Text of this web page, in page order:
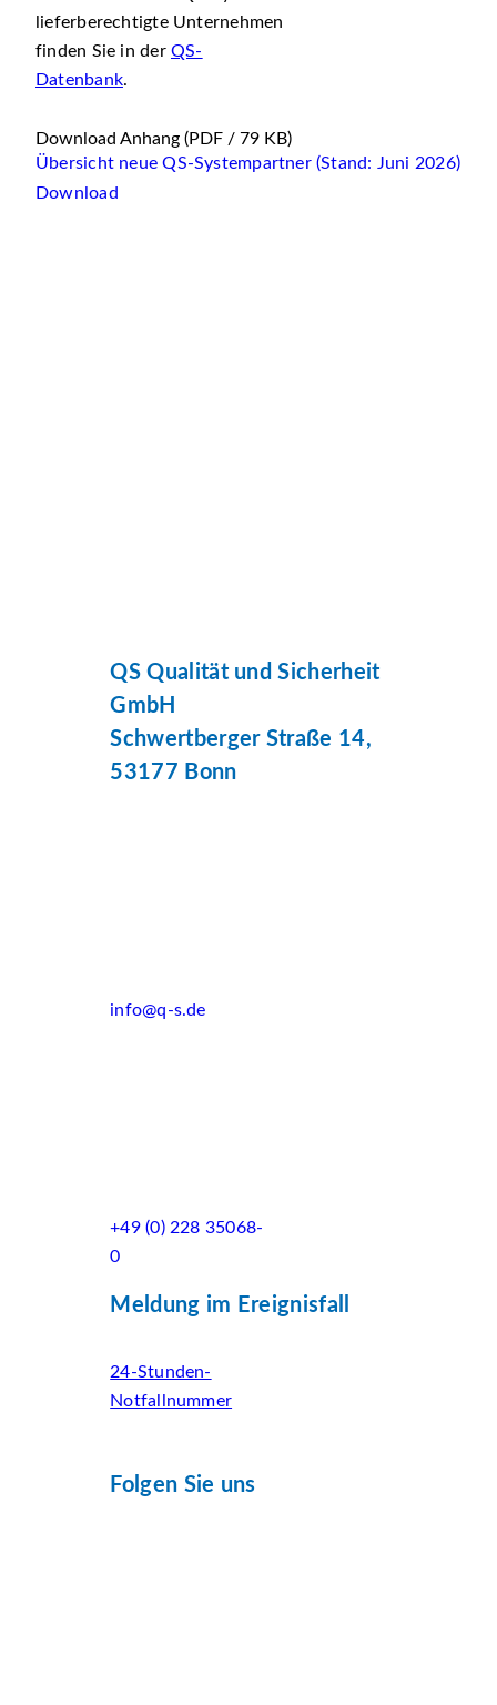
lieferberechtigte Unternehmen
finden Sie in der QS-
Datenbank.
Download Anhang (PDF / 79 KB)
Übersicht neue QS-Systempartner (Stand: Juni 2026)
Download
QS Qualität und Sicherheit
GmbH
Schwertberger Straße 14,
53177 Bonn
info@q-s.de
+49 (0) 228 35068-
0
Meldung im Ereignisfall
24-Stunden-
Notfallnummer
Folgen Sie uns